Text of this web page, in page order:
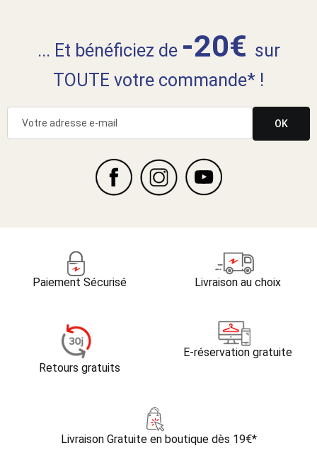
... Et bénéficiez de -20€ sur
TOUTE votre commande* !
OK
Paiement Sécurisé Livraison au choix
Retours gratuits
E-réservation gratuite
Livraison Gratuite en boutique dès 19€*